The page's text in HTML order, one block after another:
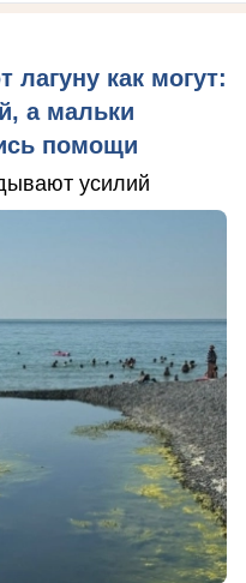
как могут:
а мальки
помощи
усилий